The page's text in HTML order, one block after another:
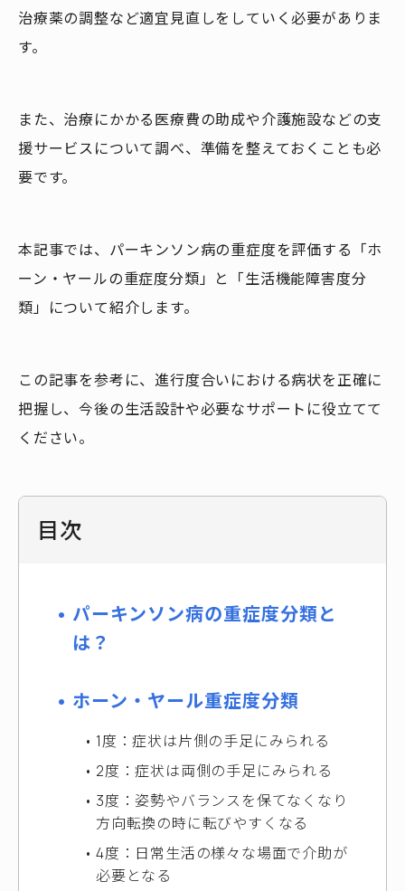
治療薬の調整など適宜見直しをしていく必要がありま
す。
また、治療にかかる医療費の助成や介護施設などの支
援サービスについて調べ、準備を整えておくことも必
要です。
本記事では、パーキンソン病の重症度を評価する「ホ
ーン・ヤールの重症度分類」と「生活機能障害度分
類」について紹介します。
この記事を参考に、進行度合いにおける病状を正確に
把握し、今後の生活設計や必要なサポートに役立てて
ください。
目次
パーキンソン病の重症度分類と
は？
ホーン・ヤール重症度分類
1度：症状は片側の手足にみられる
2度：症状は両側の手足にみられる
3度：姿勢やバランスを保てなくなり
方向転換の時に転びやすくなる
4度：日常生活の様々な場面で介助が
必要となる